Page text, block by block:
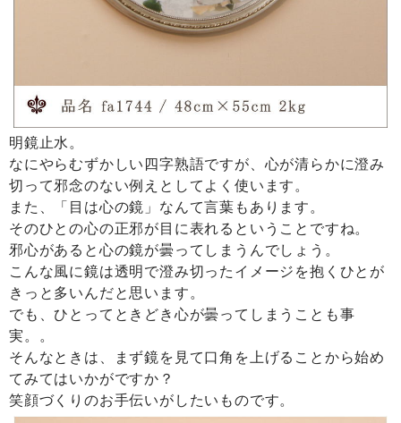
明鏡止水。
なにやらむずかしい四字熟語ですが、心が清らかに澄み
切って邪念のない例えとしてよく使います。
また、「目は心の鏡」なんて言葉もあります。
そのひとの心の正邪が目に表れるということですね。
邪心があると心の鏡が曇ってしまうんでしょう。
こんな風に鏡は透明で澄み切ったイメージを抱くひとが
きっと多いんだと思います。
でも、ひとってときどき心が曇ってしまうことも事
実。。
そんなときは、まず鏡を見て口角を上げることから始め
てみてはいかがですか？
笑顔づくりのお手伝いがしたいものです。